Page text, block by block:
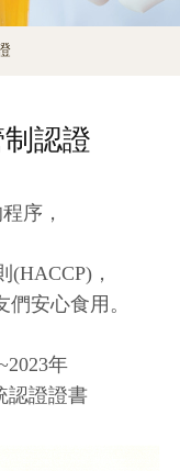
制認證
序，
，
們安心食用。
年
認證證書